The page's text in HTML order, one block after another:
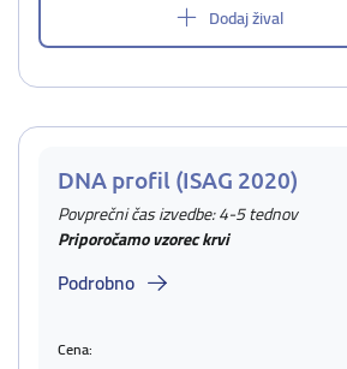
Dodaj žival
DNA profil (ISAG 2020)
Povprečni čas izvedbe: 4-5 tednov
Priporočamo vzorec krvi
Podrobno
Cena: